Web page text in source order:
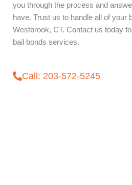
you through the process and
have. Trust us to handle all of your
Westbrook, CT. Contact us today
bail bonds services.
Call: 203-572-5245